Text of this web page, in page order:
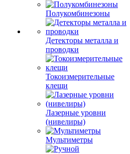
Полукомбинезоны
Детекторы металла и
проводки
Токоизмерительные
клещи
Лазерные уровни
(нивелиры)
Мультиметры